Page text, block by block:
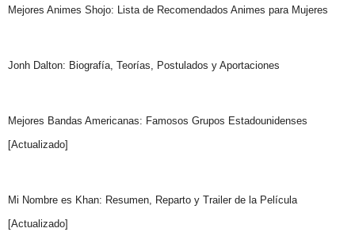
Mejores Animes Shojo: Lista de Recomendados Animes para Mujeres
Jonh Dalton: Biografía, Teorías, Postulados y Aportaciones
Mejores Bandas Americanas: Famosos Grupos Estadounidenses
[Actualizado]
Mi Nombre es Khan: Resumen, Reparto y Trailer de la Película
[Actualizado]